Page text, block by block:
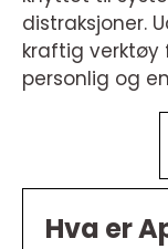
distraksjoner.
kraftig verktøy
personlig og
Hva er